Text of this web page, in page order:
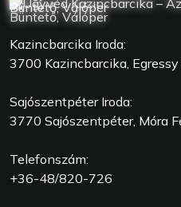
Kazincbarcika Iroda:
3700 Kazincbarcika,
Sajószentpéter Iroda:
3770 Sajószentpéter, Móra
Telefonszám:
+36-48/820-726